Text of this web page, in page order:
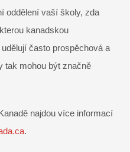
oddělení vaší školy, zda
kanadskou
často prospěchová a
tak mohou být značně
najdou více informací
.